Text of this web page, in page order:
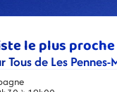
le plus proche
de Les